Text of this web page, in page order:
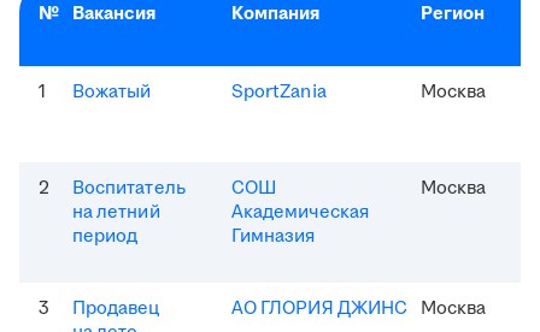
№ Вакансия Компания Регион
1 Вожатый SportZania Москва
2
Воспитатель
на летний
период
СОШ
Академическая
Гимназия
Москва
3
Продавец
АО ГЛОРИЯ ДЖИНС Москва